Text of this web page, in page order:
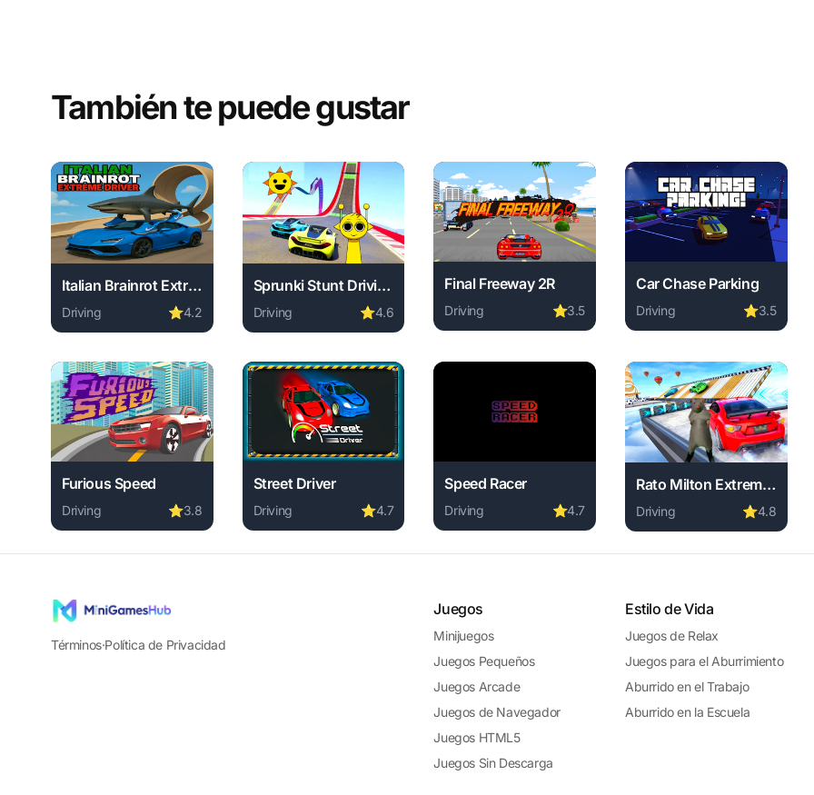
También te puede gustar
Italian Brainrot Extreme Driver
Driving ⭐4.2
Play Italian Brainrot Extreme Driver online free. driving game, no download required, instant play.
Sprunki Stunt Driving Simulator
Driving ⭐4.6
Play Sprunki Stunt Driving Simulator online free. driving game, no download required,
Final Freeway 2R
Driving ⭐3.5
Play Final Freeway 2R online free. driving game, no
Car Chase Parking
Driving ⭐3.5
Play Car Chase Parking
Furious Speed
Driving ⭐3.8
Play Furious Speed online free. driving game, no download required, instant play.
Street Driver
Driving ⭐4.7
Play Street Driver online free. driving game, no download required, instant play.
Speed Racer
Driving ⭐4.7
Play Speed Racer online free. driving game, no
Rato Milton Extreme Ramp Stunts
Driving ⭐4.8
Play Rato Milton Extreme
Términos·Política de Privacidad
Juegos
Minijuegos
Juegos Pequeños
Juegos Arcade
Juegos de Navegador
Juegos HTML5
Juegos Sin Descarga
Estilo de Vida
Juegos de Relax
Juegos para el Aburrimiento
Aburrido en el Trabajo
Aburrido en la Escuela